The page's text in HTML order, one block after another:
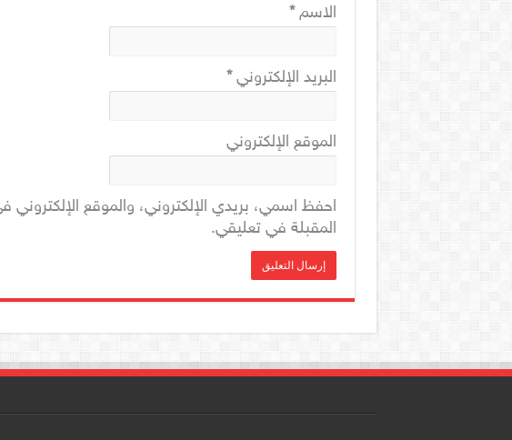
الاسم*
البريد الإلكتروني*
الموقع الإلكتروني
احفظ اسمي، بريدي الإلكتروني، والموقع الإلكتروني
المقبلة في تعليقي.